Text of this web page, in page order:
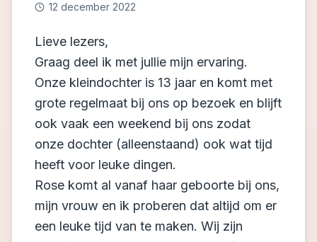
12 december 2022
Lieve lezers,
Graag deel ik met jullie mijn ervaring.
Onze kleindochter is 13 jaar en komt met
grote regelmaat bij ons op bezoek en blijft
ook vaak een weekend bij ons zodat
onze dochter (alleenstaand) ook wat tijd
heeft voor leuke dingen.
Rose komt al vanaf haar geboorte bij ons,
mijn vrouw en ik proberen dat altijd om er
een leuke tijd van te maken. Wij zijn